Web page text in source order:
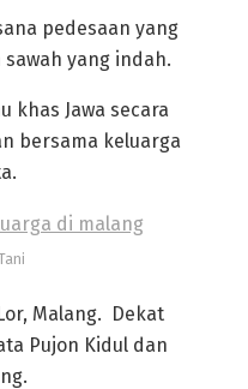
pedesaan yang
yang indah.
khas Jawa secara
bersama keluarga
Malang. Dekat
Pujon Kidul dan